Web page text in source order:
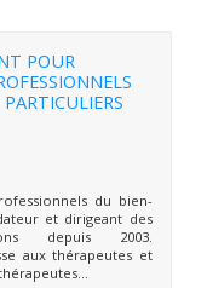
POUR
du bien-
et dirigeant des
depuis 2003.
aux thérapeutes et